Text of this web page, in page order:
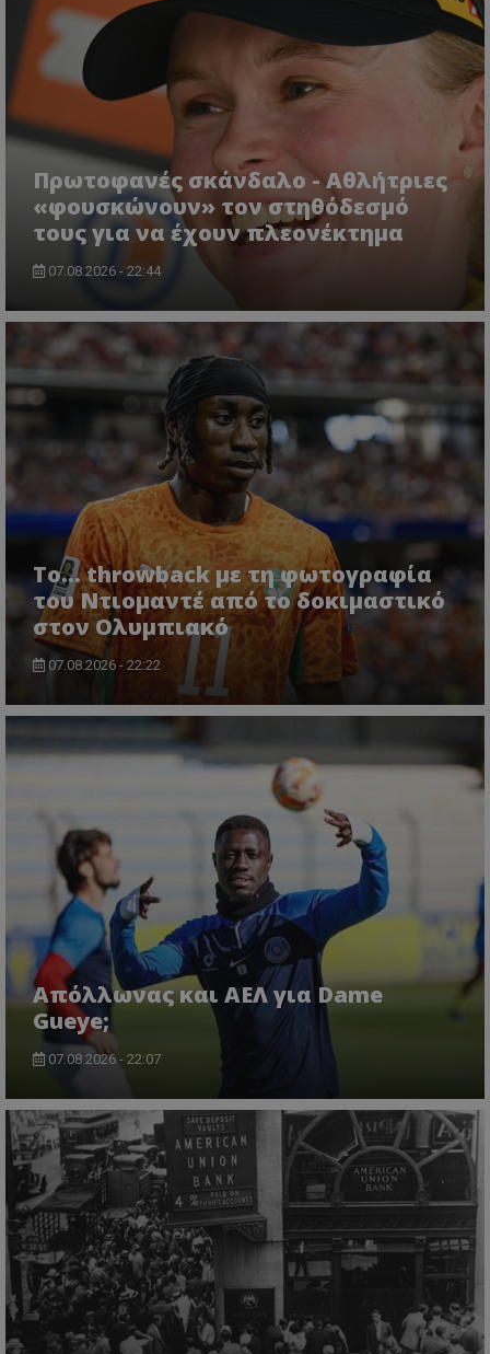
Πρωτοφανές σκάνδαλο - Aθλήτριες
«φουσκώνουν» τον στηθόδεσμό
τους για να έχουν πλεονέκτημα
07.08.2026 - 22:44
Το... throwback με τη φωτογραφία
του Ντιομαντέ από το δοκιμαστικό
στον Ολυμπιακό
07.08.2026 - 22:22
Απόλλωνας και ΑΕΛ για Dame
Gueye;
07.08.2026 - 22:07